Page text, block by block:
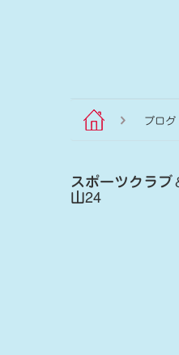
ブログ
スポーツクラブ
山24